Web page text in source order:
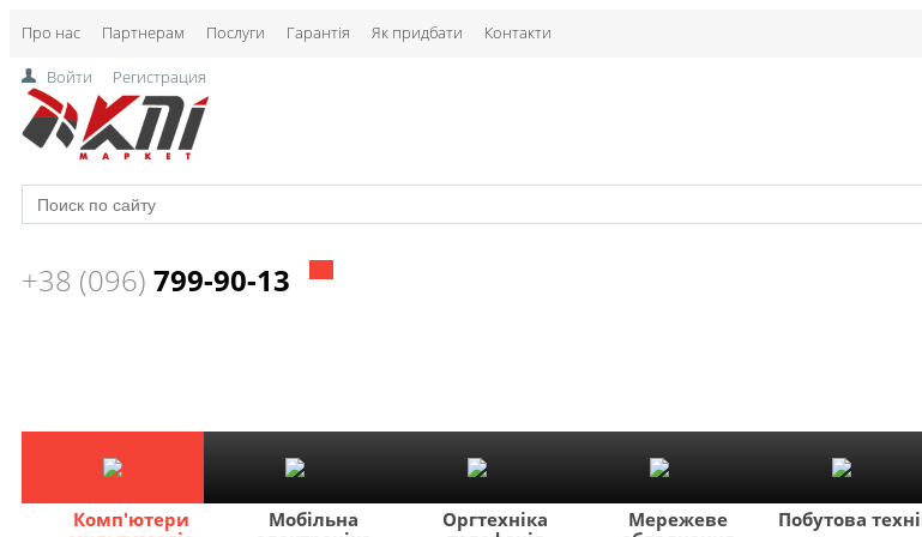
Про нас Партнерам Послуги Гарантія Як придбати Контакти
Войти Регистрация
+38 (096) 799-90-13
Комп'ютери
Мобільна
Оргтехніка
Мережеве
Побутова